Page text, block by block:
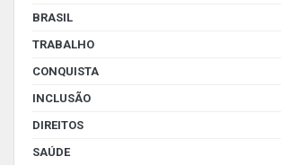
BRASIL
TRABALHO
CONQUISTA
INCLUSÃO
DIREITOS
SAÚDE